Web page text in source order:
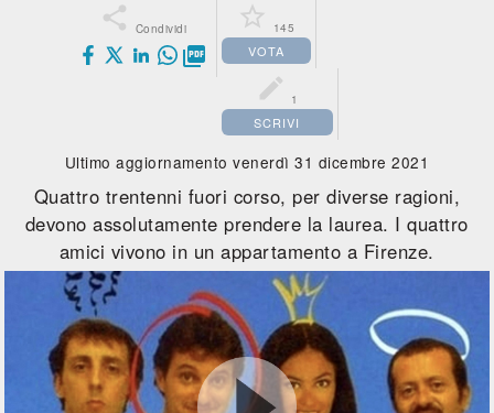
 Condividi

 145
VOTA
 1
SCRIVI
Ultimo aggiornamento venerdì 31 dicembre 2021
Quattro trentenni fuori corso, per diverse ragioni,
devono assolutamente prendere la laurea. I quattro
amici vivono in un appartamento a Firenze.